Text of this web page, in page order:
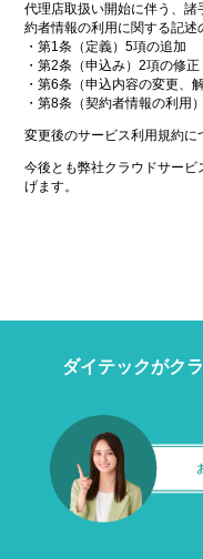
代理店取扱い開始に伴う、
約者情報の利用に関する記述
・第1条（定義）5項の追加
・第2条（申込み）2項の修正
・第6条（申込内容の変更、
・第8条（契約者情報の利用
変更後のサービス利用規約に
今後とも弊社クラウドサー
げます。
ダイテックがク